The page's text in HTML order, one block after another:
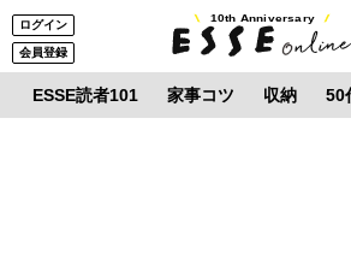
ログイン
会員登録
10th Anniversary
ESSE読者101 家事コツ 収納 50